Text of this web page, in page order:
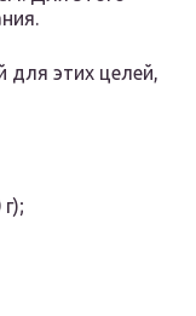
для этих целей,